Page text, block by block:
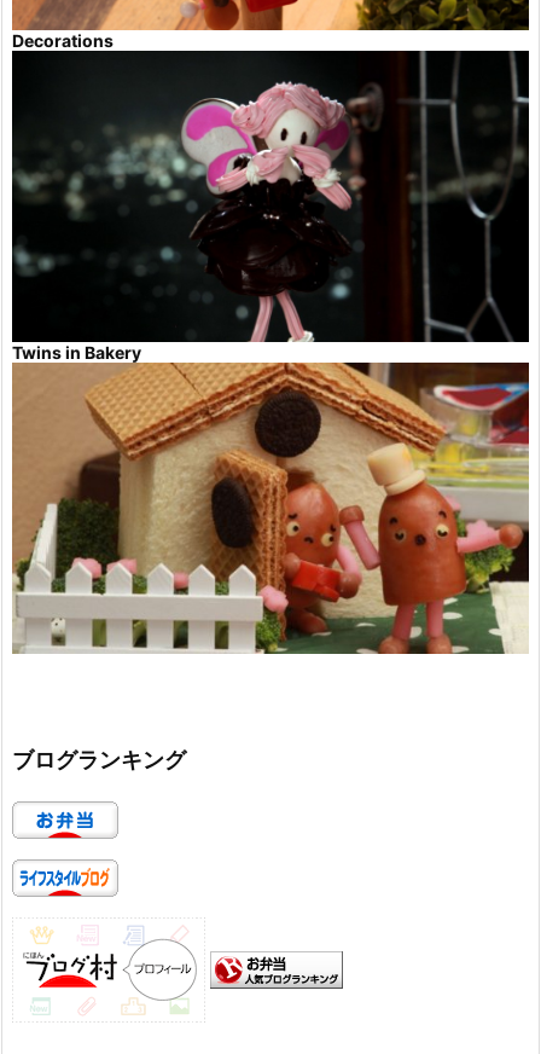
Decorations
Twins in Bakery
ブログランキング